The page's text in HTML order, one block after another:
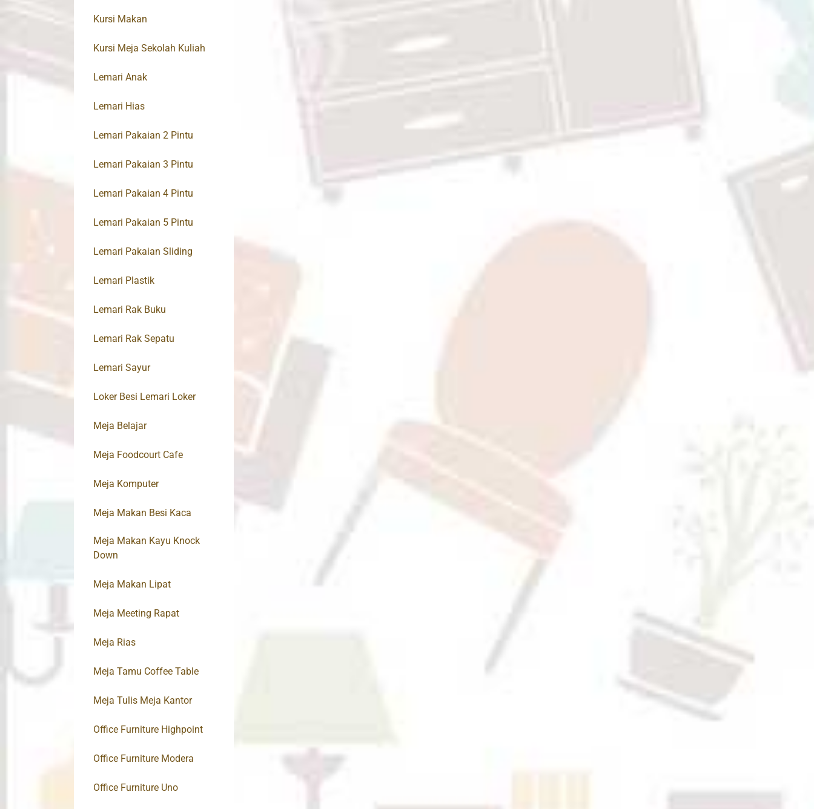
Kursi Makan
Kursi Meja Sekolah Kuliah
Lemari Anak
Lemari Hias
Lemari Pakaian 2 Pintu
Lemari Pakaian 3 Pintu
Lemari Pakaian 4 Pintu
Lemari Pakaian 5 Pintu
Lemari Pakaian Sliding
Lemari Plastik
Lemari Rak Buku
Lemari Rak Sepatu
Lemari Sayur
Loker Besi Lemari Loker
Meja Belajar
Meja Foodcourt Cafe
Meja Komputer
Meja Makan Besi Kaca
Meja Makan Kayu Knock
Down
Meja Makan Lipat
Meja Meeting Rapat
Meja Rias
Meja Tamu Coffee Table
Meja Tulis Meja Kantor
Office Furniture Highpoint
Office Furniture Modera
Office Furniture Uno